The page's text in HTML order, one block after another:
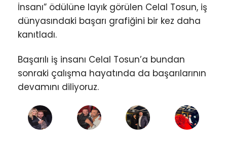
İnsanı” ödülüne layık görülen Celal Tosun, iş
dünyasındaki başarı grafiğini bir kez daha
kanıtladı.
Başarılı iş insanı Celal Tosun’a bundan
sonraki çalışma hayatında da başarılarının
devamını diliyoruz.